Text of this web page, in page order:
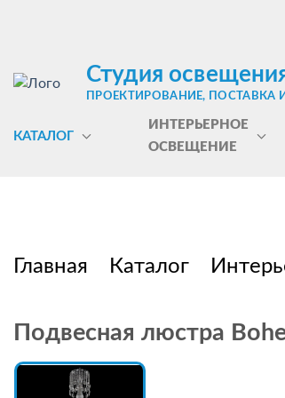
Студия
ПРОЕКТИРОВАНИЕ,
КАТАЛОГ
ИНТЕРЬЕРНОЕ
ОСВЕЩЕНИЕ
Главная Каталог
Подвесная люстра